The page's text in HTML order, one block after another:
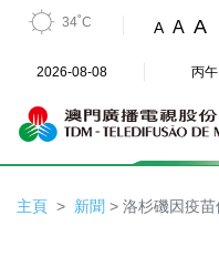
34˚C A A A
2026-08-08 丙
主頁 新聞 > 洛杉磯因疫